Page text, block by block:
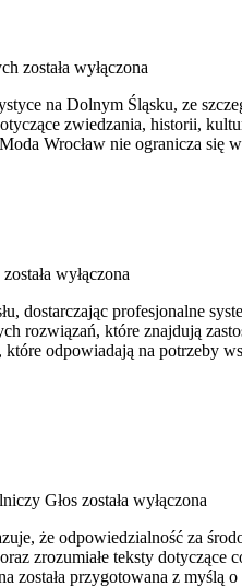
została wyłączona
na Dolnym Śląsku, ze
zwiedzania, historii,
Wrocław nie ogranicza
została wyłączona
dostarczając profesjonalne
rozwiązań, które znajdują
odpowiadają na potrzeby
Głos została wyłączona
że odpowiedzialność za
zrozumiałe teksty
przygotowana z myślą